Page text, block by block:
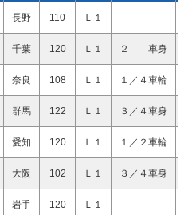
長野 110 Ｌ１
千葉 120 Ｌ１ ２ 車身
奈良 108 Ｌ１ １／４車輪
群馬 122 Ｌ１ ３／４車身
愛知 120 Ｌ１ １／２車輪
大阪 102 Ｌ１ ３／４車身
岩手 120 Ｌ１